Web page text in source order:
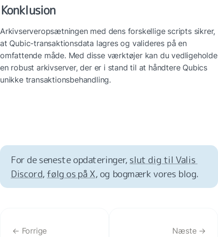
Konklusion
Arkivserveropsætningen med dens forskellige scripts sikrer,
at Qubic-transaktionsdata lagres og valideres på en
omfattende måde. Med disse værktøjer kan du vedligeholde
en robust arkivserver, der er i stand til at håndtere Qubics
unikke transaktionsbehandling.
For de seneste opdateringer, slut dig til Valis
Discord, følg os på X, og bogmærk vores blog.
← Forrige Næste →